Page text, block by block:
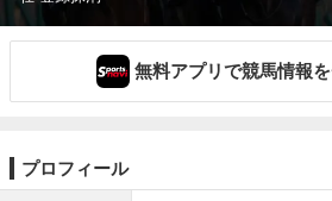
無料アプリで競馬情報
プロフィール